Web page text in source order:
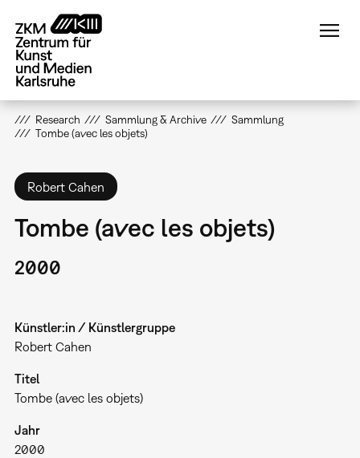
zum
Inhalt
Research Sammlung & Archive
Sammlung
Tombe (avec les objets)
Robert Cahen
Tombe (avec les objets)
2000
Künstler:in / Künstlergruppe
Robert Cahen
Titel
Tombe (avec les objets)
Jahr
2000